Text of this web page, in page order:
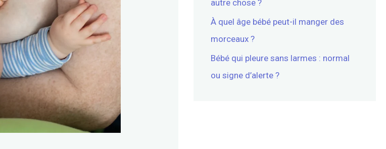
autre chose ?
À quel âge bébé peut-il manger des
morceaux ?
Bébé qui pleure sans larmes : normal
ou signe d’alerte ?